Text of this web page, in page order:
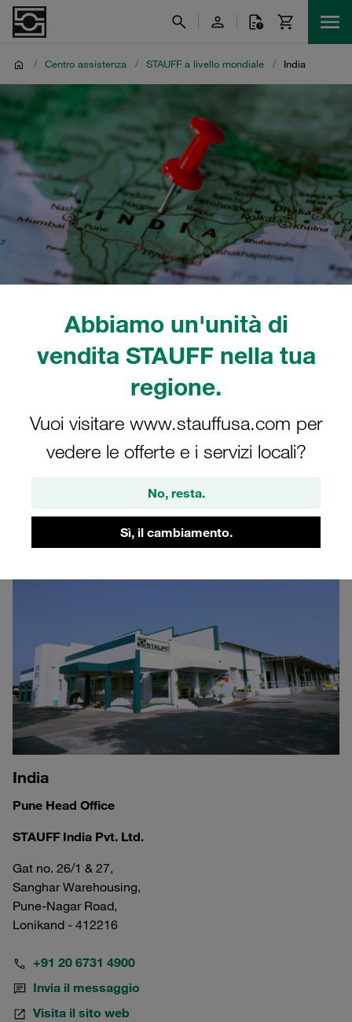
Abbiamo un'unità di
vendita STAUFF nella tua
regione.
Vuoi visitare www.stauffusa.com per
vedere le offerte e i servizi locali?
No, resta.
Sì, il cambiamento.
/ Centro assistenza / STAUFF a livello mondiale / India
India
Scoprite di più sul sito aziendale STAUFF in
India
Sede principale
India
Pune Head Office
STAUFF India Pvt. Ltd.
Gat no. 26/1 & 27,
Sanghar Warehousing,
Pune-Nagar Road,
Lonikand - 412216
+91 20 6731 4900
Invia il messaggio
Visita il sito web